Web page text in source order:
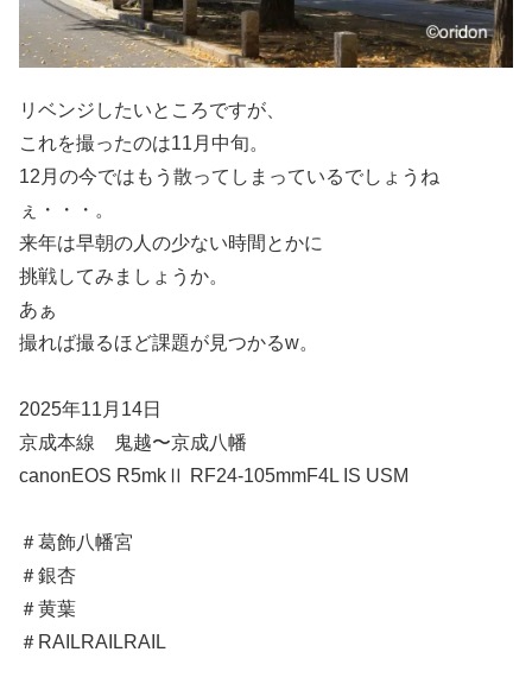
リベンジしたいところですが、
これを撮ったのは11月中旬。
12月の今ではもう散ってしまっているでしょうね
ぇ・・・。
来年は早朝の人の少ない時間とかに
挑戦してみましょうか。
あぁ
撮れば撮るほど課題が見つかるw。
2025年11月14日
京成本線 鬼越〜京成八幡
canonEOS R5mkⅡ RF24-105mmF4L IS USM
＃葛飾八幡宮
＃銀杏
＃黄葉
＃RAILRAILRAIL